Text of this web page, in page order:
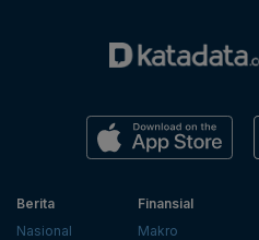
Berita
Nasional
Finansial
Makro